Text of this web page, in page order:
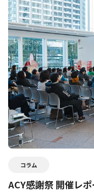
コラム
ACY感謝祭 開催レポ